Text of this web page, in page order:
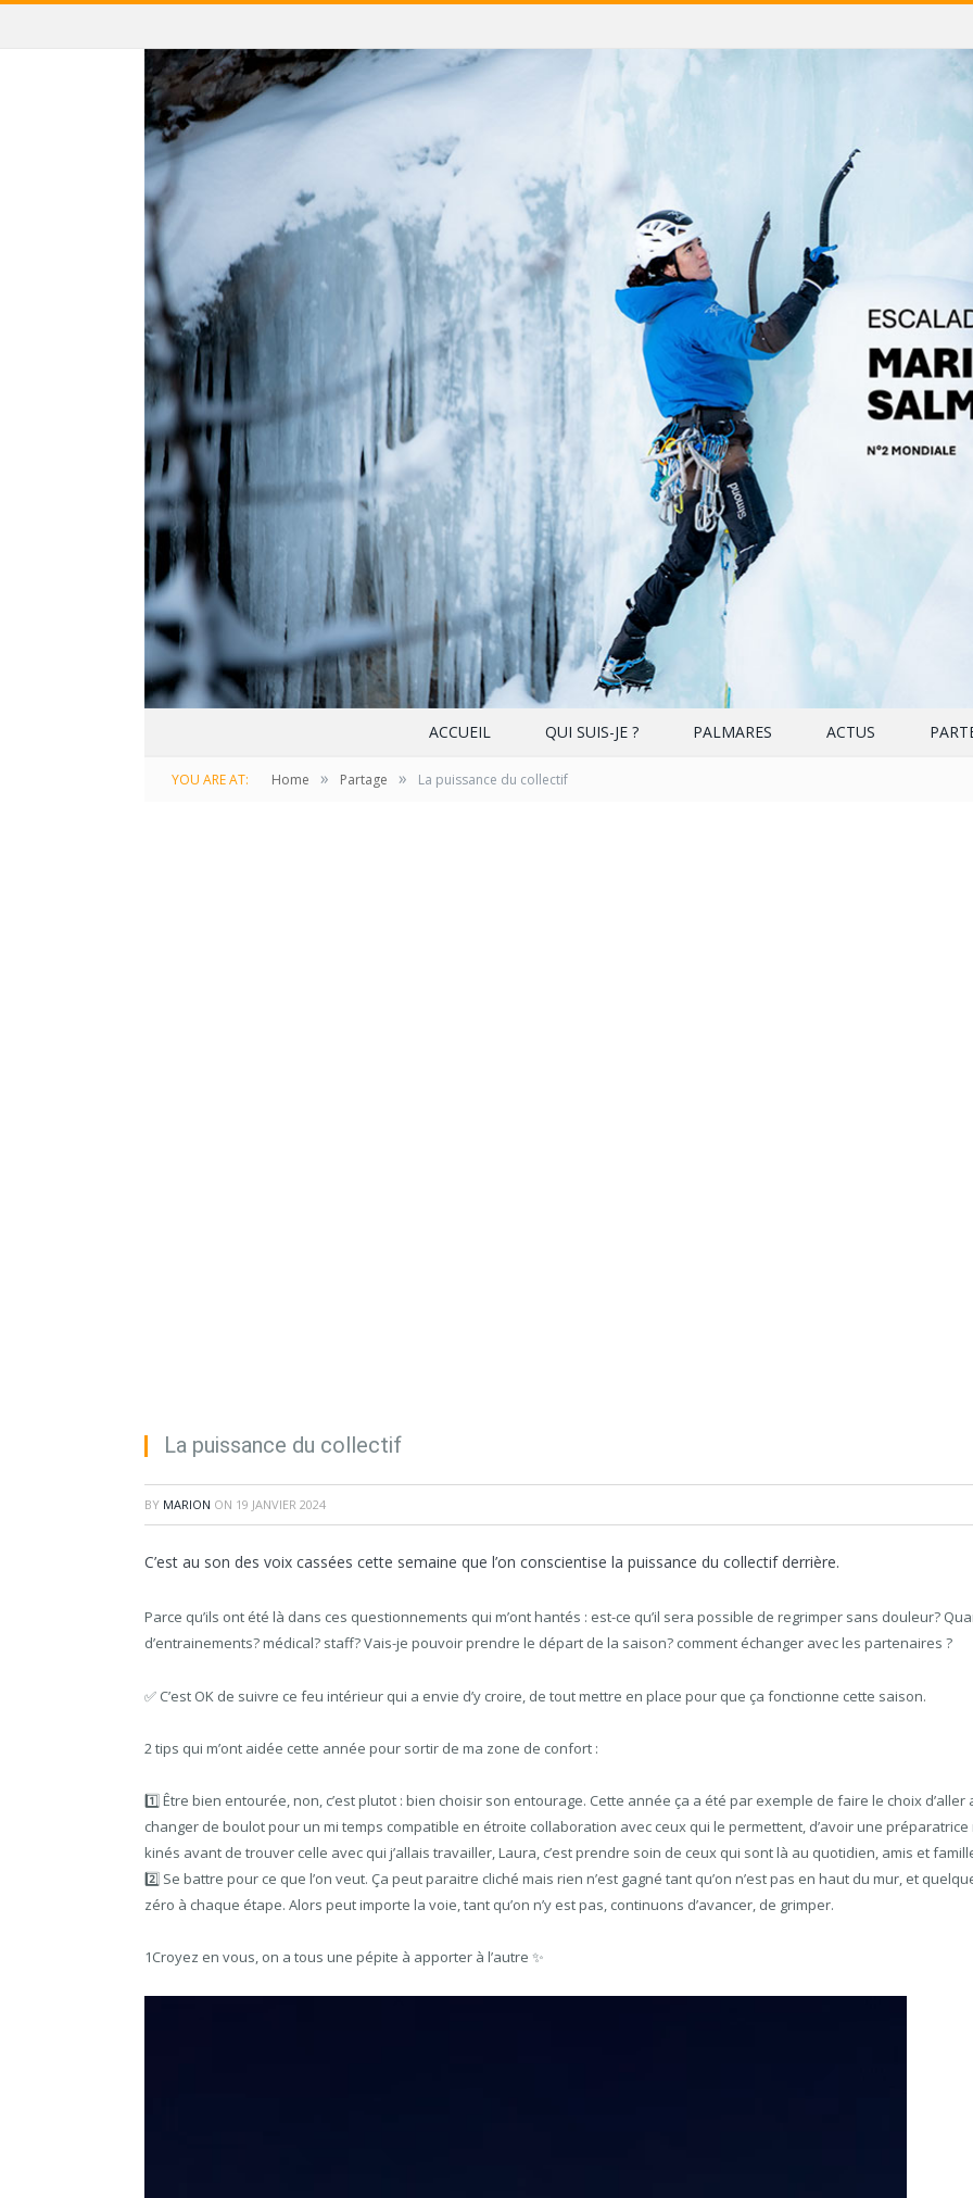
ACCUEIL QUI SUIS-JE ? PALMARES ACTUS
YOU ARE AT: Home » Partage » La puissance du collectif
La puissance du collectif
BY MARION ON 19 JANVIER 2024
C’est au son des voix cassées cette semaine que l’on conscientise la puissance du collectif derrière.
Parce qu’ils ont été là dans ces questionnements qui m’ont hantés : est-ce qu’il sera possible de regrimper sans douleur?
d’entrainements? médical? staff? Vais-je pouvoir prendre le départ de la saison? comment échanger avec les partenaires ?
✅️ C’est OK de suivre ce feu intérieur qui a envie d’y croire, de tout mettre en place pour que ça fonctionne cette saison.
2 tips qui m’ont aidée cette année pour sortir de ma zone de confort :
1️⃣ Être bien entourée, non, c’est plutot : bien choisir son entourage. Cette année ça a été par exemple de faire le choix
changer de boulot pour un mi temps compatible en étroite collaboration avec ceux qui le permettent, d’avoir une
kinés avant de trouver celle avec qui j’allais travailler, Laura, c’est prendre soin de ceux qui sont là au quotidien, amis et
2️⃣ Se battre pour ce que l’on veut. Ça peut paraitre cliché mais rien n’est gagné tant qu’on n’est pas en haut du mur, et
zéro à chaque étape. Alors peut importe la voie, tant qu’on n’y est pas, continuons d’avancer, de grimper.
1Croyez en vous, on a tous une pépite à apporter à l’autre ✨️